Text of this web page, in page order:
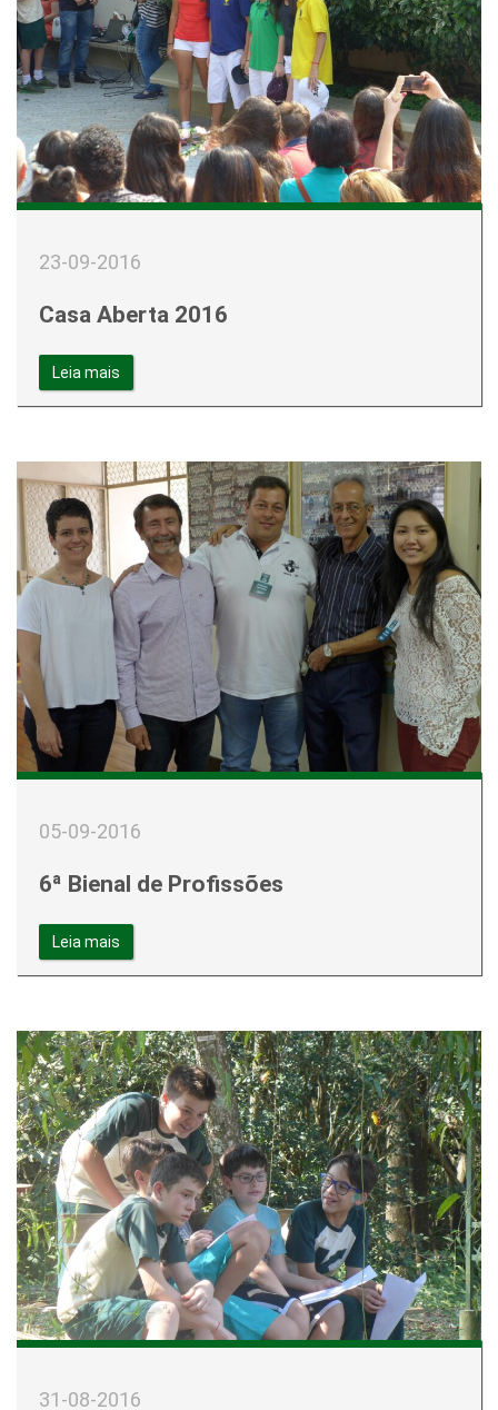
23-09-2016
Casa Aberta 2016
Leia mais
05-09-2016
6ª Bienal de Profissões
Leia mais
31-08-2016